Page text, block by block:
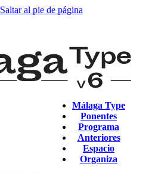
Saltar al pie de página
Málaga Type
Ponentes
Programa
Anteriores
Espacio
Organiza